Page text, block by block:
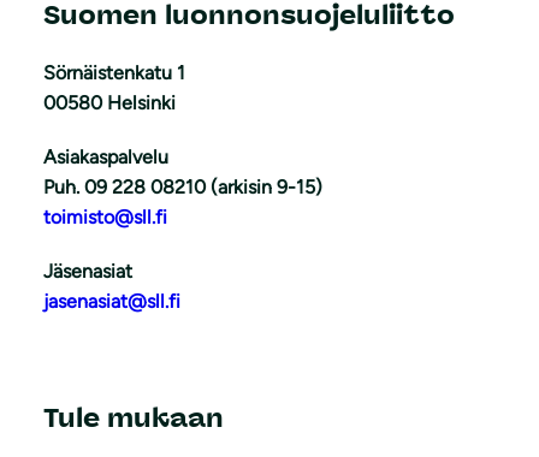
Suomen luonnonsuojeluliitto
Sörnäistenkatu 1
00580 Helsinki
Asiakaspalvelu
Puh. 09 228 08210 (arkisin 9-15)
toimisto@sll.fi
Jäsenasiat
jasenasiat@sll.fi
Tule mukaan